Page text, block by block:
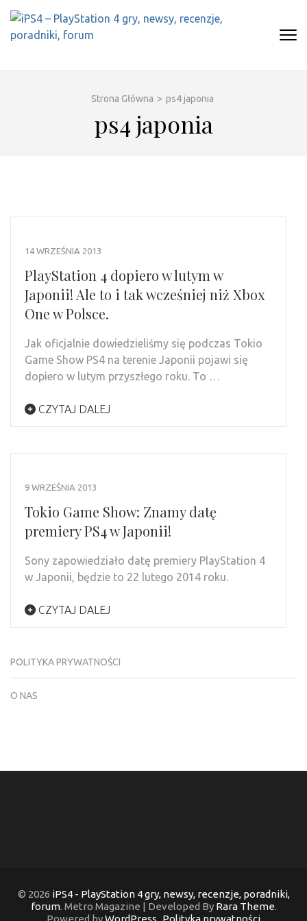
Skip
content
Strona Główna > ps4 japonia
ps4 japonia
14 WRZEŚNIA 2013
PlayStation 4 dopiero w lutym w
Japonii! Ale to i tak wcześniej niż Xbox
One w Polsce.
Jak oficjalnie dowiedzieliśmy się podczas Tokio
Game Show PS4 na terenie Japonii pojawi się
dopiero w lutym przyszłego roku. To …
CZYTAJ DALEJ
9 WRZEŚNIA 2013
Tokio Game Show: Znamy datę
premiery PS4 w Japonii!
Sony zapowiedziało datę premiery PlayStation 4
w Japonii, będzie to 22 lutego 2014 roku.
CZYTAJ DALEJ
POLITYKA PRYWATNOŚCI
O NAS
© 2026 iPS4 - PlayStation 4 gry, newsy, recenzje, poradniki,
forum. Metro Magazine | Developed By Rara Theme.
Powered byWordPress Polityka prywatności